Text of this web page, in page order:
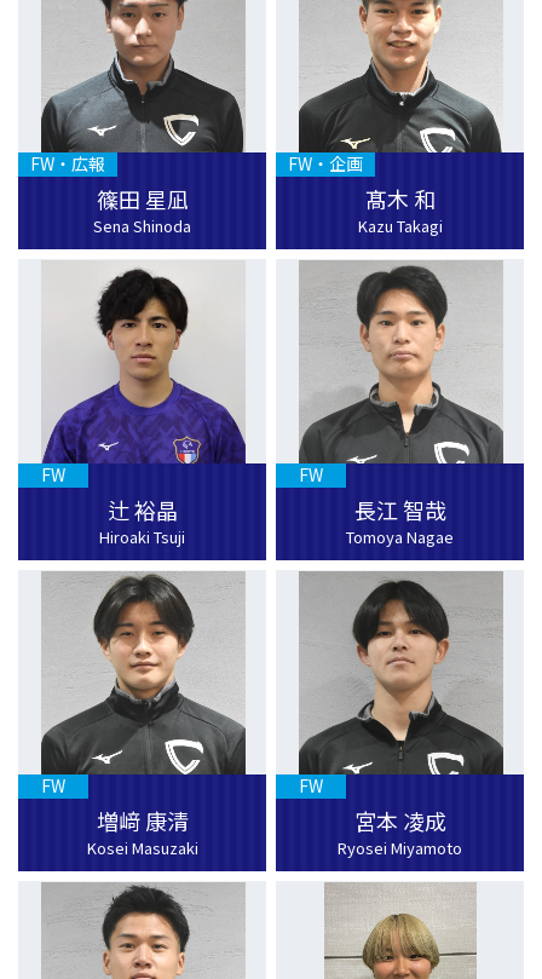
篠田 星凪
Sena Shinoda
FW・広報
髙木 和
Kazu Takagi
FW・企画
辻 裕晶
Hiroaki Tsuji
FW
長江 智哉
Tomoya Nagae
FW
増﨑 康清
Kosei Masuzaki
FW
宮本 凌成
Ryosei Miyamoto
FW